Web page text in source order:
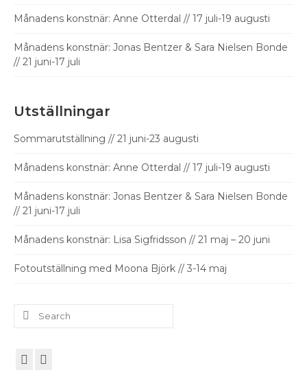
Månadens konstnär: Anne Otterdal // 17 juli-19 augusti
Månadens konstnär: Jonas Bentzer & Sara Nielsen Bonde
// 21 juni-17 juli
Utställningar
Sommarutställning // 21 juni-23 augusti
Månadens konstnär: Anne Otterdal // 17 juli-19 augusti
Månadens konstnär: Jonas Bentzer & Sara Nielsen Bonde
// 21 juni-17 juli
Månadens konstnär: Lisa Sigfridsson // 21 maj – 20 juni
Fotoutställning med Moona Björk // 3-14 maj
Search
for: